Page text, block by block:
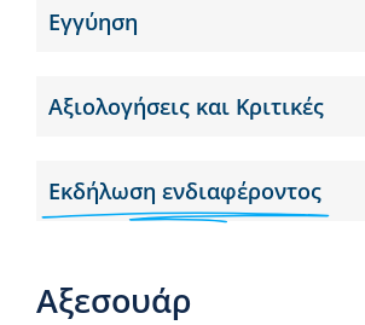
Εγγύηση
Αξιολογήσεις και Κριτικές
Εκδήλωση ενδιαφέροντος
Αξεσουάρ